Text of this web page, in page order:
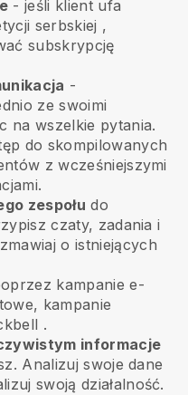
-jeśli klient ufa
serbskiej ,
subskrypcję
-
ze swoimi
na wszelkie pytania.
do skompilowanych
z wcześniejszymi
zespołu do
czaty, zadania i
o istniejących
kampanie e-
kampanie
.
informacje
Analizuj swoje dane
swoją działalność.